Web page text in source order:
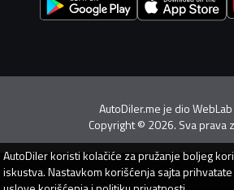
AutoDiler.me je dio
Copyright© 2026. Sva prava
AutoDilerkoristi kolačiće za pružanje boljeg
iskustva. Nastavkom korišćenja sajta prihvatate